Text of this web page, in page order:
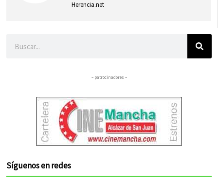
Herencia.net
– patrocinadores –
Síguenos en redes